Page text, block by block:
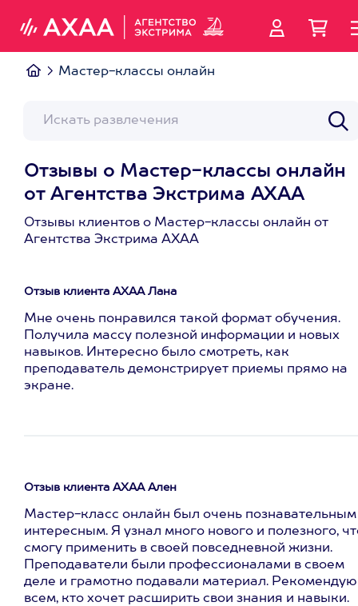
Мастер-классы онлайн
Отзывы о Мастер-классы онлайн
от Агентства Экстрима АХАА
Отзывы клиентов о Мастер-классы онлайн от
Агентства Экстрима АХАА
Отзыв клиента АХАА Лана
Мне очень понравился такой формат обучения.
Получила массу полезной информации и новых
навыков. Интересно было смотреть, как
преподаватель демонстрирует приемы прямо на
экране.
Отзыв клиента АХАА Ален
Мастер-класс онлайн был очень познавательным
интересным. Я узнал много нового и полезного,
смогу применить в своей повседневной жизни.
Преподаватели были профессионалами в своем
деле и грамотно подавали материал. Рекомендую
всем, кто хочет расширить свои знания и навыки.